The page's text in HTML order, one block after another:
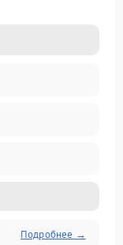
Подробнее →